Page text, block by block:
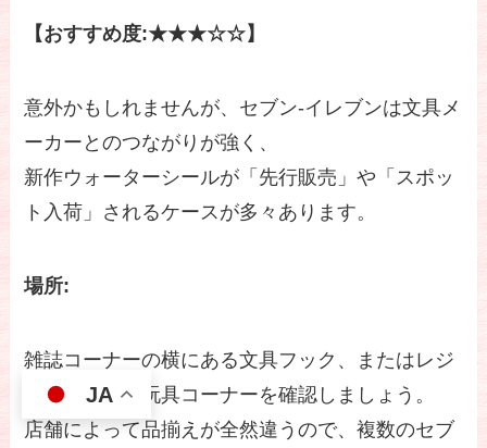
【おすすめ度:★★★☆☆】
意外かもしれませんが、セブン-イレブンは文具メ
ーカーとのつながりが強く、
新作ウォーターシールが「先行販売」や「スポッ
ト入荷」されるケースが多々あります。
場所:
雑誌コーナーの横にある文具フック、またはレジ
下の子供向け玩具コーナーを確認しましょう。
店舗によって品揃えが全然違うので、複数のセブ
JA